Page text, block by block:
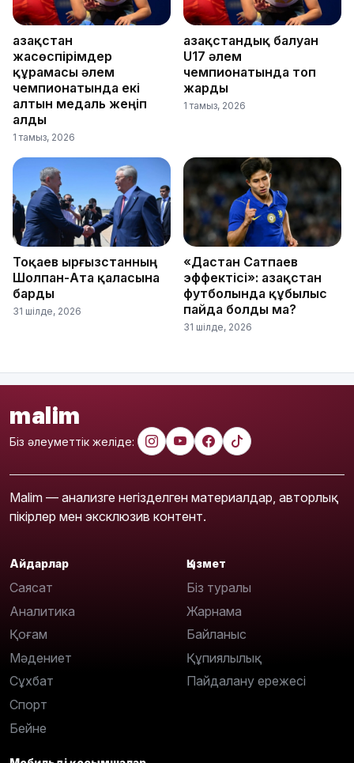
Қазақстан
жасөспірімдер
құрамасы әлем
чемпионатында екі
алтын медаль жеңіп
алды
1 тамыз, 2026
Қазақстандық балуан
U17 әлем
чемпионатында топ
жарды
1 тамыз, 2026
Тоқаев Қырғызстанның
Шолпан-Ата қаласына
барды
31 шілде, 2026
«Дастан Сатпаев
эффектісі»: Қазақстан
футболында құбылыс
пайда болды ма?
31 шілде, 2026
malim
Біз әлеуметтік желіде:
Malim — анализге негізделген материалдар, авторлық
пікірлер мен эксклюзив контент.
Айдарлар
Саясат
Аналитика
Қоғам
Мәдениет
Сұхбат
Спорт
Бейне
Қызмет
Біз туралы
Жарнама
Байланыс
Құпиялылық
Пайдалану ережесі